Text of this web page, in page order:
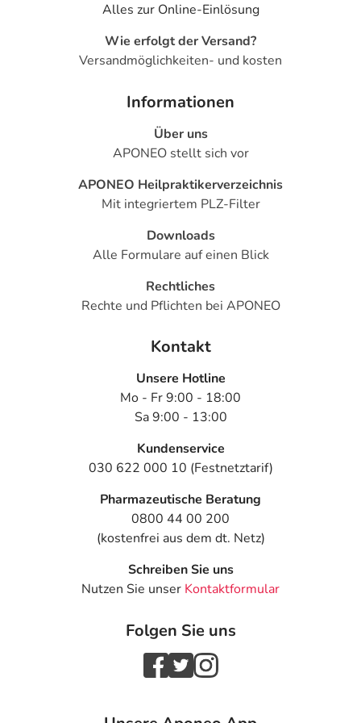
Fragrance (Parfum), Beta-Caryophyllene, Camphor,
Limonene, Pinene.
Rosmarin Haar-Tonikum:
(Aqua),Alcohol*,Cochlearia Armoracia (Horseradish)
Extract*,Sedum Acre Extract*,Rosmarinus Officinalis
(Rosemary) Leaf Oil*,Potassium Carbonate,Fragrance
(Parfum),Limonene,Linalool,Geraniol
* from organic cultivation
Fragrance made of 100% natural essential oils and/or
Adresse des Anbieters/Herstellers
WELEDA AG
73525 Schwäbisch Gmünd
Alles zur Online-Einlösung
Wie erfolgt der Versand?
Versandmöglichkeiten- und kosten
Informationen
Über uns
APONEO stellt sich vor
APONEO Heilpraktikerverzeichnis
Mit integriertem PLZ-Filter
Downloads
Alle Formulare auf einen Blick
Rechtliches
Rechte und Pflichten bei APONEO
Kontakt
Unsere Hotline
Mo - Fr 9:00 - 18:00
Sa 9:00 - 13:00
Kundenservice
030 622 000 10 (Festnetztarif)
Pharmazeutische Beratung
0800 44 00 200
(kostenfrei aus dem dt. Netz)
Schreiben Sie uns
Nutzen Sie unser Kontaktformular
Folgen Sie uns